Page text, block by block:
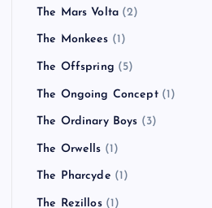
The Mars Volta (2)
The Monkees (1)
The Offspring (5)
The Ongoing Concept(1)
The Ordinary Boys (3)
The Orwells (1)
The Pharcyde (1)
The Rezillos(1)